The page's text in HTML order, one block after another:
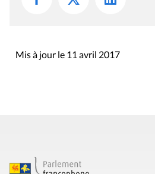
Mis à jour le 11 avril 2017